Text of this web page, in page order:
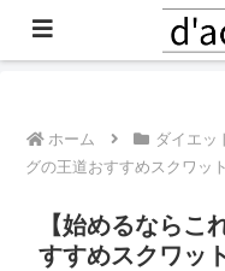
ご予
ホーム ダイエッ
グの王道おすすめスクワッ
【始めるならこ
すすめスクワッ